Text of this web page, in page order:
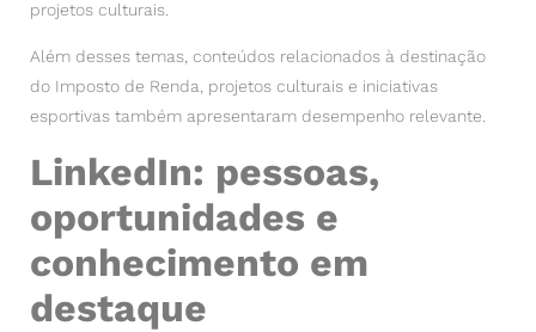
projetos culturais.
Além desses temas, conteúdos relacionados à destinação
do Imposto de Renda, projetos culturais e iniciativas
esportivas também apresentaram desempenho relevante.
LinkedIn: pessoas,
oportunidades e
conhecimento em
destaque